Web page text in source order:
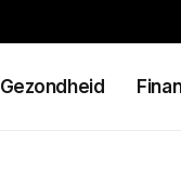
Gezondheid